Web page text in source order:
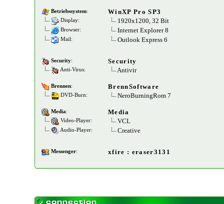
Betriebssystem: WinXP Pro SP3
Display: 1920x1200, 32 Bit
Browser: Internet Explorer 8
Mail: Outlook Express 6
Security: Security
Anti-Virus: Antivir
Brennen: BrennSoftware
DVD-Burn: NeroBurningRom 7
Media: Media
Video-Player: VCL
Audio-Player: Creative
Messenger: xfire : eraser3131